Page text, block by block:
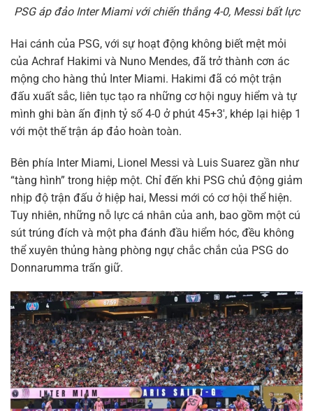
PSG áp đảo Inter Miami với chiến thắng 4-0, Messi bất lực
Hai cánh của PSG, với sự hoạt động không biết mệt mỏi
của Achraf Hakimi và Nuno Mendes, đã trở thành cơn ác
mộng cho hàng thủ Inter Miami. Hakimi đã có một trận
đấu xuất sắc, liên tục tạo ra những cơ hội nguy hiểm và tự
mình ghi bàn ấn định tỷ số 4-0 ở phút 45+3′, khép lại hiệp 1
với một thế trận áp đảo hoàn toàn.
Bên phía Inter Miami, Lionel Messi và Luis Suarez gần như
“tàng hình” trong hiệp một. Chỉ đến khi PSG chủ động giảm
nhịp độ trận đấu ở hiệp hai, Messi mới có cơ hội thể hiện.
Tuy nhiên, những nỗ lực cá nhân của anh, bao gồm một cú
sút trúng đích và một pha đánh đầu hiểm hóc, đều không
thể xuyên thủng hàng phòng ngự chắc chắn của PSG do
Donnarumma trấn giữ.